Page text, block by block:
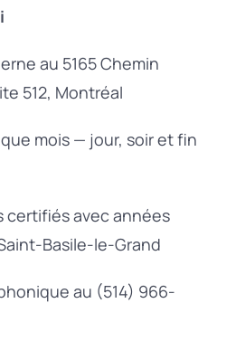
au 5165 Chemin
512, Montréal
mois — jour, soir et fin
certifiés avec années
Basile-le-Grand
au (514) 966-